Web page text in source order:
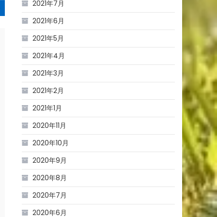
2021年7月
2021年6月
2021年5月
2021年4月
2021年3月
2021年2月
2021年1月
2020年11月
2020年10月
2020年9月
2020年8月
2020年7月
2020年6月